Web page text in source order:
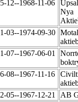
12--1968-11-06
Nya
03--1974-09-30
07--1967-06-01
08--1967-11-16
05--1967-12-21
AB